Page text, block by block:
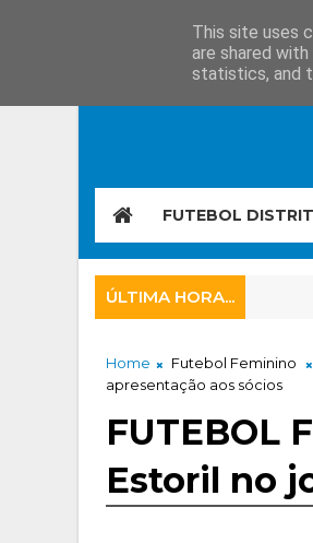
FUTEBOL
ÚLTIMA HORA...
Home Futebol Feminino
apresentação aos sócios
FUTEBOL
Estoril no
This site uses
are shared
statistics, and